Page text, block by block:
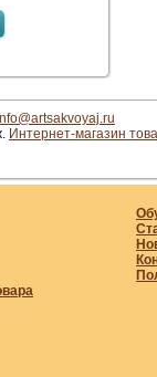
Интернет-магазин